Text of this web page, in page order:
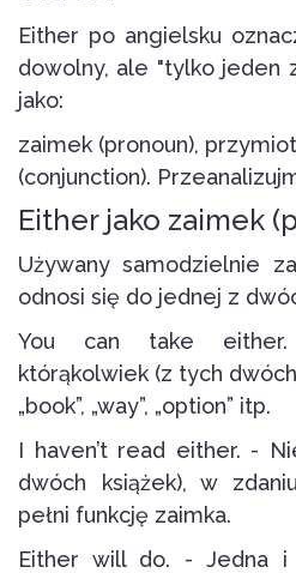
Either po angielsku
dowolny, ale "tylko jeden
jako:
zaimek (pronoun),
(conjunction).
Either jako zaimek
Używany samodzielnie
odnosi się do jednej z
You can take
którąkolwiek (z tych
„book”, „way”, „option” itp.
I haven’t read either. -
dwóch książek), w
pełni funkcję zaimka.
Either will do. - Jedna i